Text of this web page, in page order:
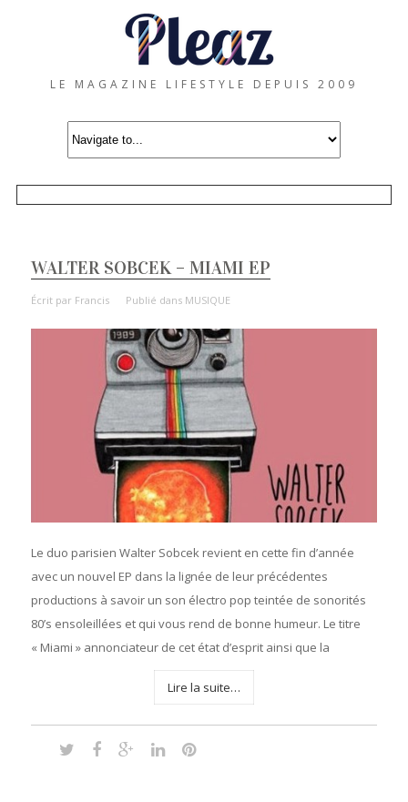
LE MAGAZINE LIFESTYLE DEPUIS 2009
WALTER SOBCEK – MIAMI EP
Écrit par Francis Publié dans MUSIQUE
Le duo parisien Walter Sobcek revient en cette fin d’année
avec un nouvel EP dans la lignée de leur précédentes
productions à savoir un son électro pop teintée de sonorités
80’s ensoleillées et qui vous rend de bonne humeur. Le titre
« Miami » annonciateur de cet état d’esprit ainsi que la
Lire la suite…